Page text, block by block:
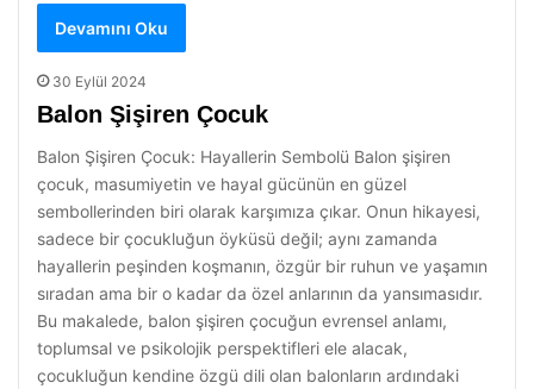
Devamını Oku
30 Eylül 2024
Balon Şişiren Çocuk
Balon Şişiren Çocuk: Hayallerin Sembolü Balon şişiren
çocuk, masumiyetin ve hayal gücünün en güzel
sembollerinden biri olarak karşımıza çıkar. Onun hikayesi,
sadece bir çocukluğun öyküsü değil; aynı zamanda
hayallerin peşinden koşmanın, özgür bir ruhun ve yaşamın
sıradan ama bir o kadar da özel anlarının da yansımasıdır.
Bu makalede, balon şişiren çocuğun evrensel anlamı,
toplumsal ve psikolojik perspektifleri ele alacak,
çocukluğun kendine özgü dili olan balonların ardındaki